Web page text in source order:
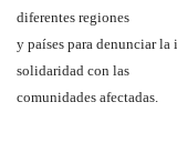
diferentes regiones
y países para denunciar
solidaridad con las
comunidades afectadas.